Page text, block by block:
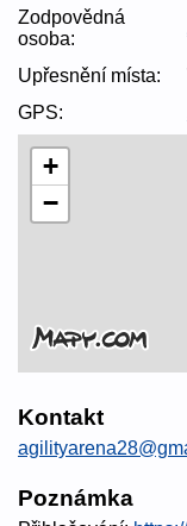
Zodpovědná
osoba:
Upřesnění místa:
GPS:
+
−
Kontakt
Poznámka